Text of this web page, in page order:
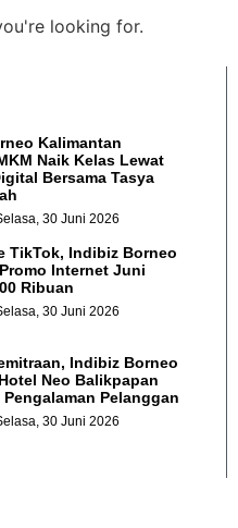
looking for.
Kalimantan
Naik Kelas Lewat
Bersama Tasya
30 Juni 2026
TikTok, Indibiz Borneo
Internet Juni
Ribuan
30 Juni 2026
Indibiz Borneo
Neo Balikpapan
Pengalaman Pelanggan
30 Juni 2026